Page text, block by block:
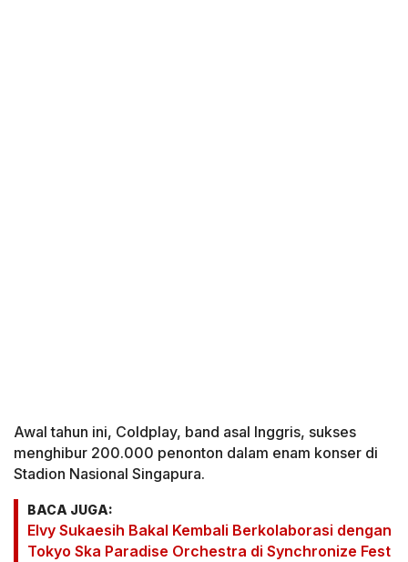
Awal tahun ini, Coldplay, band asal Inggris, sukses
menghibur 200.000 penonton dalam enam konser di
Stadion Nasional Singapura.
BACA JUGA:
Elvy Sukaesih Bakal Kembali Berkolaborasi dengan
Tokyo Ska Paradise Orchestra di Synchronize Fest